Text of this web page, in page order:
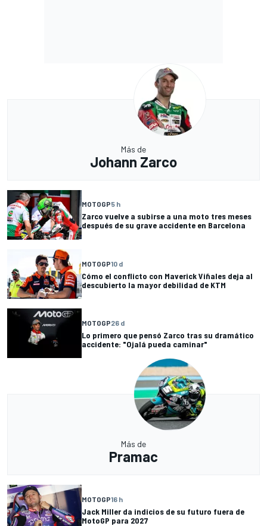
Más de
Johann Zarco
MOTOGP5 h
Zarco vuelve a subirse a una moto tres meses
después de su grave accidente en Barcelona
MOTOGP10 d
Cómo el conflicto con Maverick Viñales deja al
descubierto la mayor debilidad de KTM
MOTOGP26 d
Lo primero que pensó Zarco tras su dramático
accidente: "Ojalá pueda caminar"
Más de
Pramac
MOTOGP16 h
Jack Miller da indicios de su futuro fuera de
MotoGP para 2027